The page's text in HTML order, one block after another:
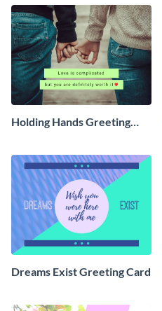
Holding Hands Greeting
Dreams Exist Greeting Card